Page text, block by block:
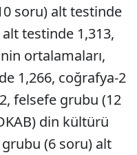
soru) alt testinde
testinde 1,313,
ortalamaları,
1,266, coğrafya-2
felsefe grubu (12
din kültürü
(6 soru) alt